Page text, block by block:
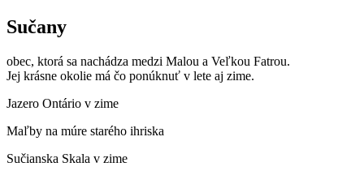
Sučany
obec, ktorá sa nachádza medzi Malou a Veľkou Fatrou.
Jej krásne okolie má čo ponúknuť v lete aj zime.
Jazero Ontário v zime
Maľby na múre starého ihriska
Sučianska Skala v zime